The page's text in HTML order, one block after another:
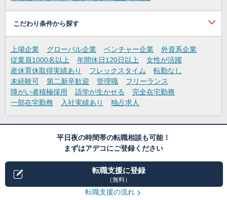
こだわり条件から探す
上場企業 グローバル企業 ベンチャー企業
外資系企業
従業員1000名以上
年間休日120日以上
女性が活躍
産休育休取得実績あり
フレックスタイム
転勤なし
未経験可
第二新卒歓迎 管理職
フリーランス
障がい者積極採用
語学が生かせる
完全在宅勤務
一部在宅勤務
入社実績あり 独占求人
平日夜の時間帯の転職相談も可能！
まずはアデコにご登録ください
転職支援に登録
（無料）
転職支援の流れ